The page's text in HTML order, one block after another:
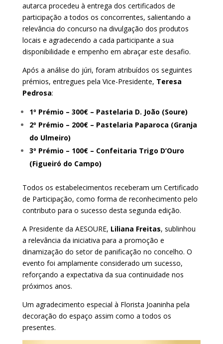
autarca procedeu à entrega dos certificados de
participação a todos os concorrentes, salientando a
relevância do concurso na divulgação dos produtos
locais e agradecendo a cada participante a sua
disponibilidade e empenho em abraçar este desafio.
Após a análise do júri, foram atribuídos os seguintes
prémios, entregues pela Vice-Presidente, Teresa
Pedrosa:
1º Prémio – 300€ – Pastelaria D. João (Soure)
2º Prémio – 200€ – Pastelaria Paparoca (Granja
do Ulmeiro)
3º Prémio – 100€ – Confeitaria Trigo D’Ouro
(Figueiró do Campo)
Todos os estabelecimentos receberam um Certificado
de Participação, como forma de reconhecimento pelo
contributo para o sucesso desta segunda edição.
A Presidente da AESOURE, Liliana Freitas, sublinhou
a relevância da iniciativa para a promoção e
dinamização do setor de panificação no concelho. O
evento foi amplamente considerado um sucesso,
reforçando a expectativa da sua continuidade nos
próximos anos.
Um agradecimento especial à Florista Joaninha pela
decoração do espaço assim como a todos os
presentes.